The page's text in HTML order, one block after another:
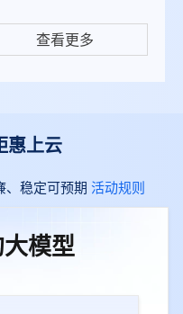
查看更多
惠上云
、稳定可预期 活动规则
模型